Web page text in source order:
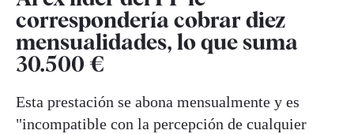
correspondería cobrar diez
mensualidades, lo que suma
30.500 €
Esta prestación se abona mensualmente y es
"incompatible con la percepción de cualquier